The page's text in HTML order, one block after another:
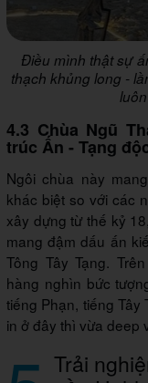
Điều mình thật sự
thạch khủng long -
4.3 Chùa Ngũ
trúc Ấn - Tạng
Ngôi chùa này
khác biệt so với các
xây dựng từ thế kỷ
mang đậm dấu ấn
Tông Tây Tạng.
hàng nghìn bức
tiếng Phạn, tiếng Tây
in ở đây thì vừa deep
Trải